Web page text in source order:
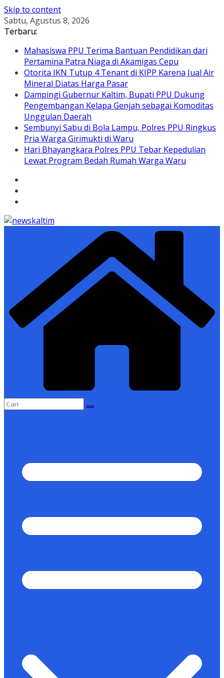
Skip to content
Sabtu, Agustus 8, 2026
Terbaru:
Mahasiswa PPU Terima Bantuan Pendidikan dari
Pertamina Patra Niaga di Akamigas Cepu
Otorita IKN Tutup 4 Tenant di KIPP Karena Jual Air
Mineral Diatas Harga Pasar
Dampingi Gubernur Kaltim, Bupati PPU Dukung
Pengembangan Kelapa Genjah sebagai Komoditas
Unggulan Daerah
Sembunyi Sabu di Bola Lampu, Polres PPU Ringkus
Pria Warga Girimukti di Waru
Hari Bhayangkara Polres PPU Tebar Kepedulian
Lewat Program Bedah Rumah Warga Waru